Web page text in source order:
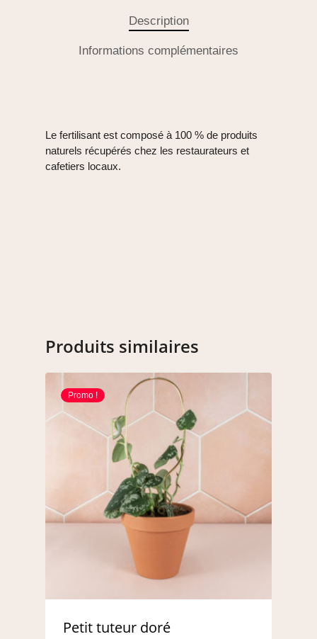
Description
Informations complémentaires
Le fertilisant est composé à 100 % de produits
naturels récupérés chez les restaurateurs et
cafetiers locaux.
Produits similaires
Promo !
Petit tuteur doré